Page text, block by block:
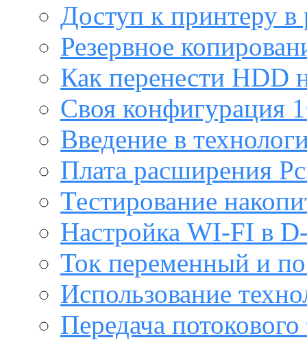
Доступ к принтеру в
Резервное
Как перенести HDD
Своя конфигурация
Введение в
Плата расширения
Тестирование
Настройка WI-FI в
Ток переменный и
Использование
Передача